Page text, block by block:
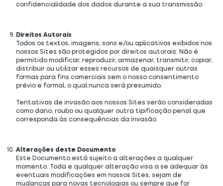
confidencialidade dos dados durante a sua transmissão.
Direitos Autorais
Todos os textos, imagens, sons e/ou aplicativos exibidos nos
nossos Sites são protegidos por direitos autorais. Não é
permitido modificar, reproduzir, armazenar, transmitir, copiar,
distribuir ou utilizar esses recursos de quaisquer outras
formas para fins comerciais sem o nosso consentimento
prévio e formal, o qual nunca será presumido.
Tentativas de invasão aos nossos Sites serão consideradas
como dano, roubo ou qualquer outra tipificação penal que
corresponda às consequências da invasão.
Alterações deste Documento
Este Documento está sujeito a alterações a qualquer
momento. Toda e qualquer alteração visa a se adequar às
eventuais modificações em nossos Sites, sejam de
mudanças para novas tecnologias ou sempre que for